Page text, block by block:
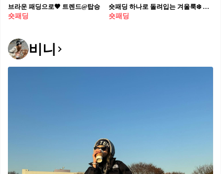
브라운 패딩으로🤎 트렌드@탑승
숏패딩
숏패딩 하나로 돌려입는 겨울룩❄️ 유행하는 숏패딩과 찰떡인 아이템 추천 4 1. 데님 팬츠 2. 미디스커트 3. 코듀로이 팬츠 4. 조거팬츠
숏패딩
비니